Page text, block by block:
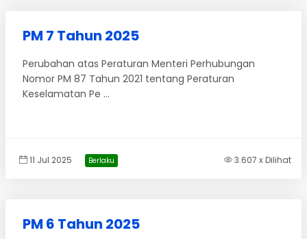
PM 7 Tahun 2025
Perubahan atas Peraturan Menteri Perhubungan
Nomor PM 87 Tahun 2021 tentang Peraturan
Keselamatan Pe ...
11 Jul 2025 Berlaku 3.607 x Dilihat
PM 6 Tahun 2025